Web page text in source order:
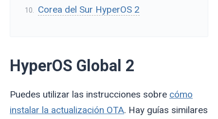
Corea del Sur HyperOS 2
HyperOS Global 2
Puedes utilizar las instrucciones sobre cómo
instalar la actualización OTA. Hay guías similares